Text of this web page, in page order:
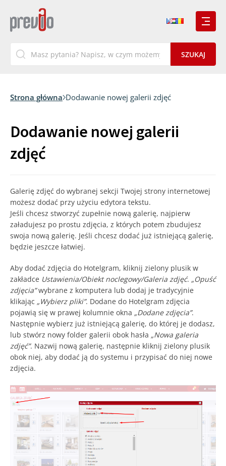
Strona główna Dodawanie nowej galerii zdjęć
Dodawanie nowej galerii
zdjęć
Galerię zdjęć do wybranej sekcji Twojej strony internetowej
możesz dodać przy użyciu edytora tekstu.
Jeśli chcesz stworzyć zupełnie nową galerię, najpierw
załadujesz po prostu zdjęcia, z których potem zbudujesz
swoja nową galerię. Jeśli chcesz dodać już istniejącą galerię,
będzie jeszcze łatwiej.
Aby dodać zdjęcia do Hotelgram, kliknij zielony plusik w
zakładce Ustawienia/Obiekt noclegowy/Galeria zdjęć. „Opuść
zdjęcia”wybrane z komputera lub dodaj je tradycyjnie
klikając „Wybierz pliki”. Dodane do Hotelgram zdjęcia
pojawią się w prawej kolumnie okna „Dodane zdjęcia”.
Następnie wybierz już istniejącą galerię, do której je dodasz,
lub stwórz nowy folder galerii obok hasła „Nowa galeria
zdjęć”. Nazwij nową galerię, następnie kliknij zielony plusik
obok niej, aby dodać ją do systemu i przypisać do niej nowe
zdjęcia.